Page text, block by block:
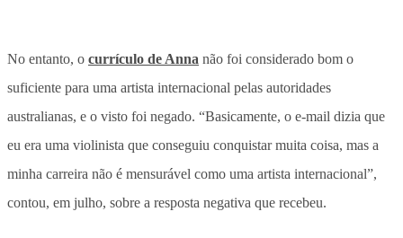
No entanto, o currículo de Anna não foi considerado bom o
suficiente para uma artista internacional pelas autoridades
australianas, e o visto foi negado. “Basicamente, o e-mail dizia que
eu era uma violinista que conseguiu conquistar muita coisa, mas a
minha carreira não é mensurável como uma artista internacional”,
contou, em julho, sobre a resposta negativa que recebeu.